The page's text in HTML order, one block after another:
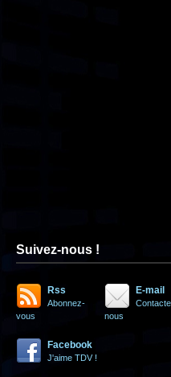
Suivez-nous !
Rss
Abonnez-
vous
E-mail
nous
Facebook
J'aime TDV !